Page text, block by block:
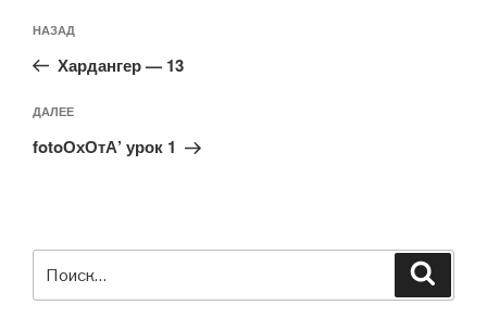
по
записям
Предыдущая
запись:
НАЗАД
Хардангер — 13
Следующая
запись
ДАЛЕЕ
fotoОхОтА’ урок 1